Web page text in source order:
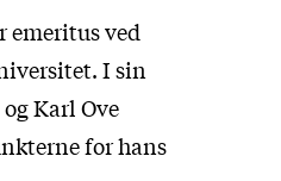
emeritus ved
I sin
Karl Ove
for hans